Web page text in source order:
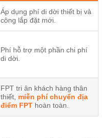
Áp dụng phí di dời thiết bị và
công lắp đặt mới.
Phí hỗ trợ một phần chi phí
di dời.
FPT tri ân khách hàng thân
thiết, miễn phí chuyển địa
điểm FPT hoàn toàn.